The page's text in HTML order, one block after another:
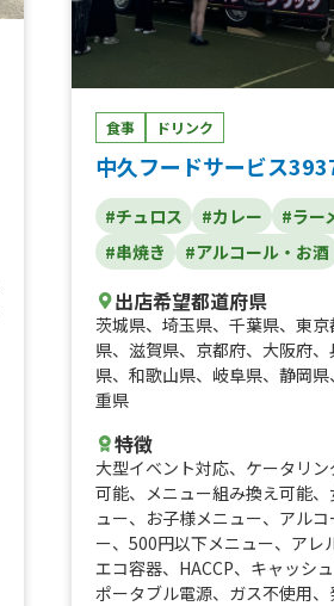
食事 ドリンク
中久フードサービス
#チュロス #カレー
#ラー
#串焼き
#アルコール・お酒
出店希望都道府県
茨城県、 埼玉県、 千葉県、 東京
県、 滋賀県、 京都府、 大阪府、
県、 和歌山県、 岐阜県、 静岡県、
重県
特徴
大型イベント対応、 ケータリ
可能、 メニュー組み換え可能、
ュー、 お子様メニュー、 アルコ
ー、 500円以下メニュー、 アレ
エコ容器、 HACCP、 キャッシ
ポータブル電源、 ガス不使用、